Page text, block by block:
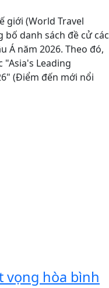
giới (World Travel
bố danh sách đề cử các
Á năm 2026. Theo đó,
Leading
(Điểm đến mới nổi
vọng hòa bình